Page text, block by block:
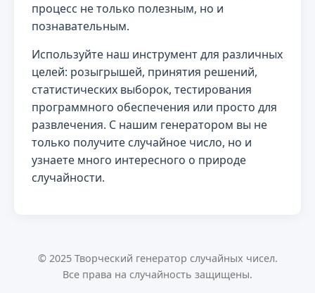
процесс не только полезным, но и
познавательным.
Используйте наш инструмент для различных
целей: розыгрышей, принятия решений,
статистических выборок, тестирования
программного обеспечения или просто для
развлечения. С нашим генератором вы не
только получите случайное число, но и
узнаете много интересного о природе
случайности.
© 2025 Творческий генератор случайных чисел.
Все права на случайность защищены.